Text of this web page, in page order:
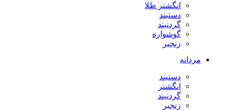
انگشتر طلا
دستبند
گردنبند
گوشواره
زنجیر
مردانه
دستبند
انگشتر
گردنبند
زنجیر